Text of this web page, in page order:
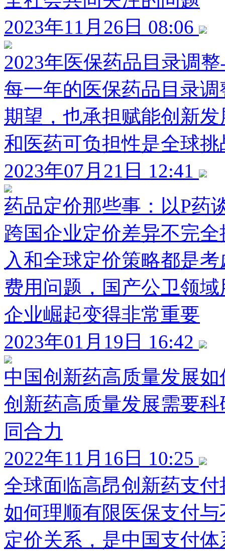
2023年11月26日 08:06
2023年医保药品目录调
每一年的医保药品目录
期望，也承担赋能创新
和医药可负担性是全球
2023年07月21日 12:41
药品定价那些事：以P药
跨国企业定价差异不完
入和全球定价策略都是
费用问题，国产公卫领
企业崛起变得非常重要
2023年01月19日 16:42
中国创新药高质量发展如
创新药高质量发展需要
同合力
2022年11月16日 10:25
全球面临高昂创新药支
如何理顺有限医保支付
定价关系，是中国支付